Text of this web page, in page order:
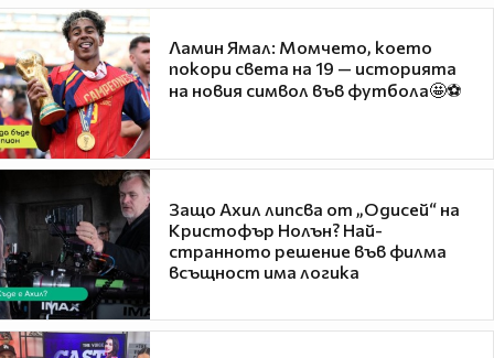
Ламин Ямал: Момчето, което
покори света на 19 — историята
на новия символ във футбола🤩⚽
Защо Ахил липсва от „Одисей“ на
Кристофър Нолън? Най-
странното решение във филма
всъщност има логика